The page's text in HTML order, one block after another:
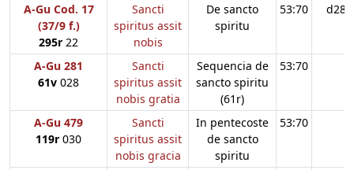
A-Gu Cod. 17
(37/9 f.)
295r 22
Sancti
spiritus assit
nobis
De sancto
spiritu
53:70 d28
A-Gu 281
61v 028
Sancti
spiritus assit
nobis gratia
Sequencia de
sancto spiritu
(61r)
53:70
A-Gu 479
119r 030
Sancti
spiritus assit
nobis gracia
In pentecoste
de sancto
spiritu
53:70